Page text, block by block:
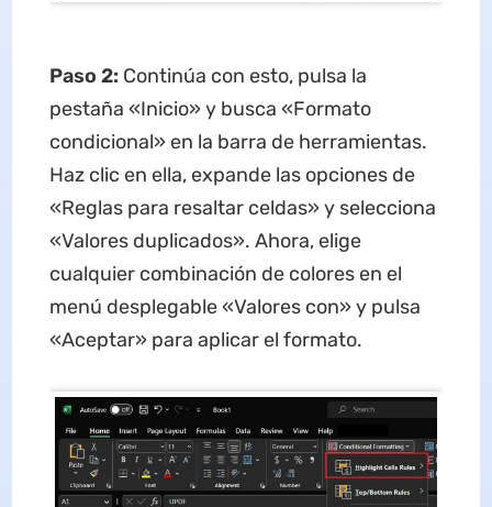
Paso 2: Continúa con esto, pulsa la
pestaña «Inicio» y busca «Formato
condicional» en la barra de herramientas.
Haz clic en ella, expande las opciones de
«Reglas para resaltar celdas» y selecciona
«Valores duplicados». Ahora, elige
cualquier combinación de colores en el
menú desplegable «Valores con» y pulsa
«Aceptar» para aplicar el formato.